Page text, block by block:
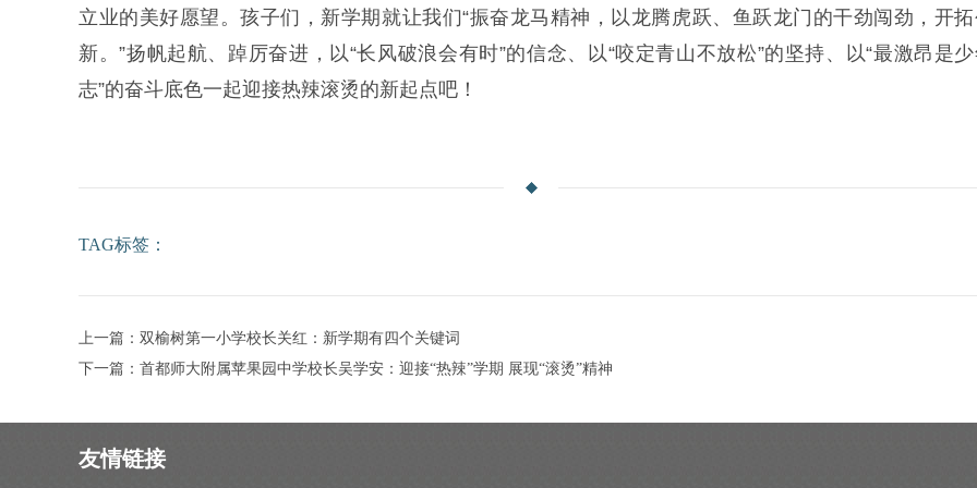
立业的美好愿望。孩子们，新学期就让我们“振奋龙马精神，以龙腾虎跃、鱼跃龙门的干劲闯劲，开
新。”扬帆起航、踔厉奋进，以“长风破浪会有时”的信念、以“咬定青山不放松”的坚持、以“最激昂是
志”的奋斗底色一起迎接热辣滚烫的新起点吧！
TAG标签：
上一篇：双榆树第一小学校长关红：新学期有四个关键词
下一篇：首都师大附属苹果园中学校长吴学安：迎接“热辣”学期 展现“滚烫”精神
友情链接